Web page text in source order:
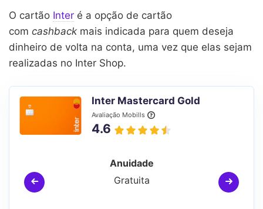
O cartão Inter é a opção de cartão
com cashback mais indicada para quem deseja
dinheiro de volta na conta, uma vez que elas sejam
realizadas no Inter Shop.
Inter Mastercard Gold
Avaliação Mobills
4.6
Anuidade
Gratuita